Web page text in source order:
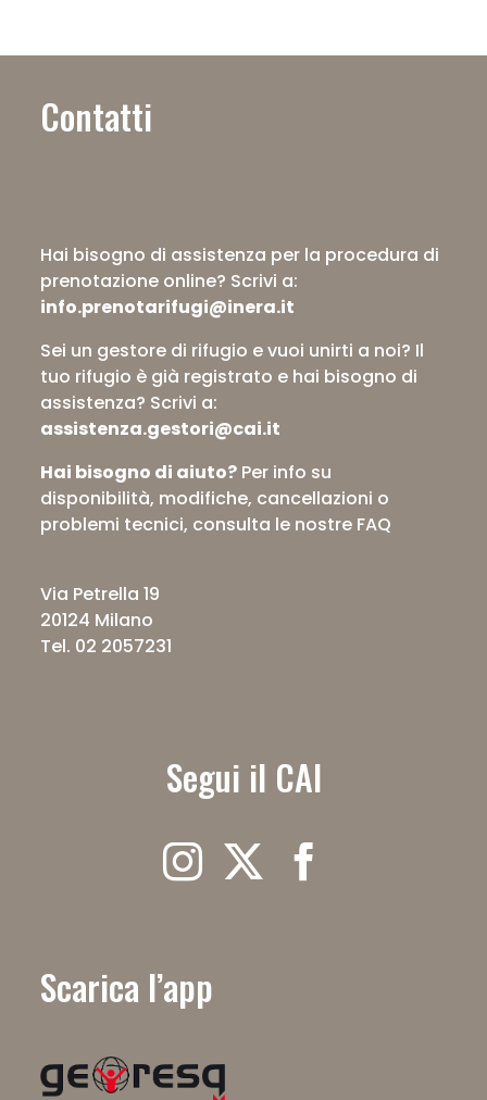
Contatti
Hai bisogno di assistenza per la procedura di
prenotazione online? Scrivi a:
info.prenotarifugi@inera.it
Sei un gestore di rifugio e vuoi unirti a noi? Il
tuo rifugio è già registrato e hai bisogno di
assistenza? Scrivi a:
assistenza.gestori@cai.it
Hai bisogno di aiuto? Per info su
disponibilità, modifiche, cancellazioni o
problemi tecnici, consulta le nostre FAQ
Via Petrella 19
20124 Milano
Tel. 02 2057231
Segui il CAI
Scarica l’app